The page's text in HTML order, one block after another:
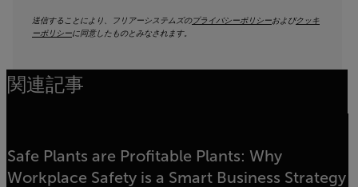
送信することにより、フリアーシステムズのプライバシーポリシーおよびクッキ
ーポリシーに同意したものとみなされます。
関連記事
Safe Plants are Profitable Plants: Why
Workplace Safety is a Smart Business Strategy